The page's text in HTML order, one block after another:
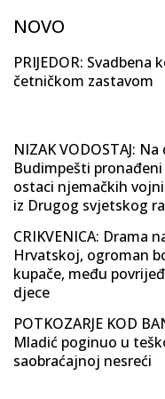
NOVO
PRIJEDOR: Svadbena
četničkom zastavom
NIZAK VODOSTAJ:
Budimpešti
ostaci njemačkih
iz Drugog svjetskog
CRIKVENICA: Drama
Hrvatskoj, ogroman
kupače, među
djece
POTKOZARJE KOD
Mladić poginuo u
saobraćajnoj nesreći